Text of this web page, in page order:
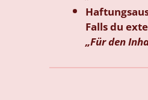
Falls du
„Für den